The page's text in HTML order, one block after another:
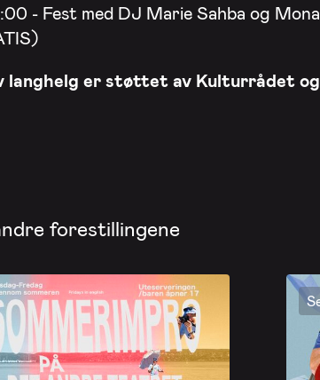
- Fest med DJ Marie Sahba og
langhelg er støttet av Kulturrådet
forestillingene